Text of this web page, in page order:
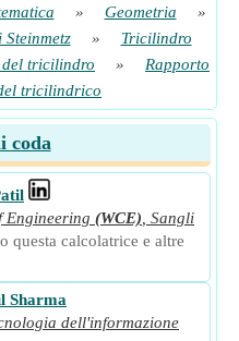
» Geometria
»
»
Tricilindro
del tricilindro »
Rapporto
tricilindrico
coda
Engineering (WCE) Sangli
questa calcolatrice e altre
Sharma
dell'informazione